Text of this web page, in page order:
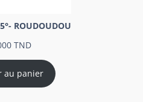
ROUDOUDOU
TND
au panier